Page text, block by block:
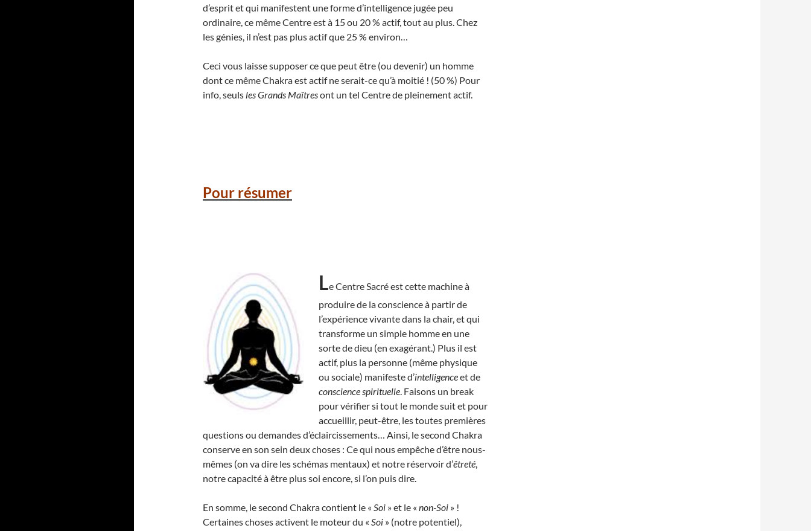
d’esprit et qui manifestent une forme d’intelligence jugée peu
ordinaire, ce même Centre est à 15 ou 20 % actif, tout au plus. Chez
les génies, il n’est pas plus actif que 25 % environ…
Ceci vous laisse supposer ce que peut être (ou devenir) un homme
dont ce même Chakra est actif ne serait-ce qu’à moitié ! (50 %) Pour
info, seuls les Grands Maîtresont un tel Centre de pleinement actif.
Pour résumer
Le Centre Sacré est cette machine à
produire de la conscience à partir de
l’expérience vivante dans la chair, et qui
transforme un simple homme en une
sorte de dieu (en exagérant.) Plus il est
actif, plus la personne (même physique
ou sociale) manifeste d’intelligenceet de
conscience spirituelle. Faisons un break
pour vérifier si tout le monde suit et pour
accueillir, peut-être, les toutes premières
questions ou demandes d’éclaircissements… Ainsi, le second Chakra
conserve en son sein deux choses : Ce qui nous empêche d’être nous-
mêmes (on va dire les schémas mentaux) et notre réservoir d’êtreté,
notre capacité à être plus soi encore, si l’on puis dire.
En somme, le second Chakra contient le « Soi » et le « non-Soi » !
Certaines choses activent le moteur du « Soi » (notre potentiel),